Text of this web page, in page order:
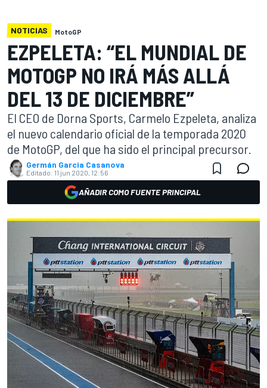
NOTICIAS MotoGP
EZPELETA: “EL MUNDIAL DE
MOTOGP NO IRÁ MÁS ALLÁ
DEL 13 DE DICIEMBRE”
El CEO de Dorna Sports, Carmelo Ezpeleta, analiza
el nuevo calendario oficial de la temporada 2020
de MotoGP, del que ha sido el principal precursor.
Germán Garcia Casanova
Editado: 11 jun 2020, 12:56
AÑADIR COMO FUENTE PRINCIPAL